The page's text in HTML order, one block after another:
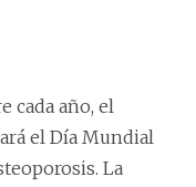
cada año, el
el Día Mundial
La